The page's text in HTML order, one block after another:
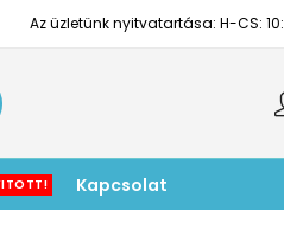
Az üzletünk nyitvatartása: H-CS:
Kapcsolat